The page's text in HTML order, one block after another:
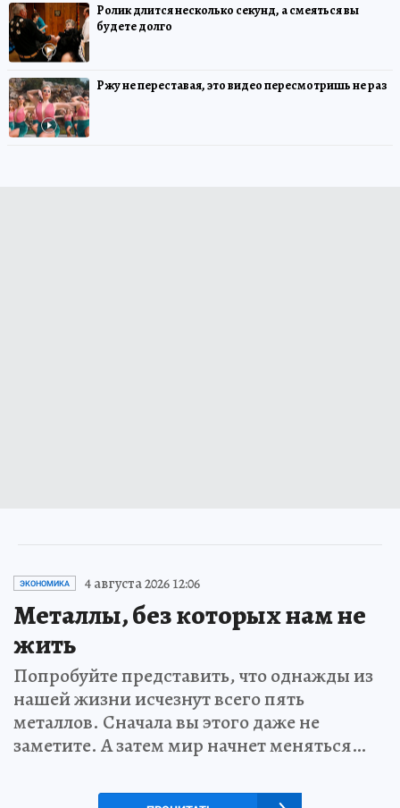
Ролик длится несколько секунд, а смеяться вы
будете долго
Ржу не переставая, это видео пересмотришь не раз
ЭКОНОМИКА 4 августа 2026 12:06
Металлы, без которых нам не
жить
Попробуйте представить, что однажды из
нашей жизни исчезнут всего пять
металлов. Сначала вы этого даже не
заметите. А затем мир начнет меняться…